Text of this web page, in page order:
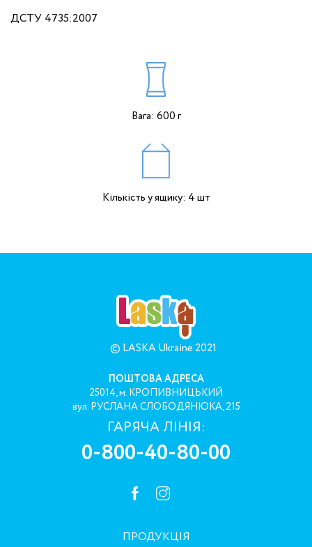
ДСТУ 4735:2007
Вага: 600 г
Кількість у ящику: 4 шт
© LASKA Ukraine 2021
ПОШТОВА АДРЕСА
25014, м. КРОПИВНИЦЬКИЙ
вул. РУСЛАНА СЛОБОДЯНЮКА, 215
ГАРЯЧА ЛІНІЯ:
0-800-40-80-00
ПРОДУКЦІЯ